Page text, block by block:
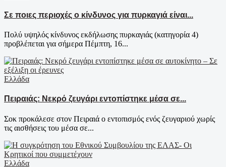
Σε ποιες περιοχές ο κίνδυνος για πυρκαγιά είναι...
Πολύ υψηλός κίνδυνος εκδήλωσης πυρκαγιάς (κατηγορία 4)
προβλέπεται για σήμερα Πέμπτη, 16...
Ελλάδα
Πειραιάς: Νεκρό ζευγάρι εντοπίστηκε μέσα σε...
Σοκ προκάλεσε στον Πειραιά ο εντοπισμός ενός ζευγαριού χωρίς
τις αισθήσεις του μέσα σε...
Ελλάδα